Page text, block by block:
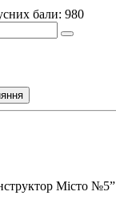
бали: 980
Місто